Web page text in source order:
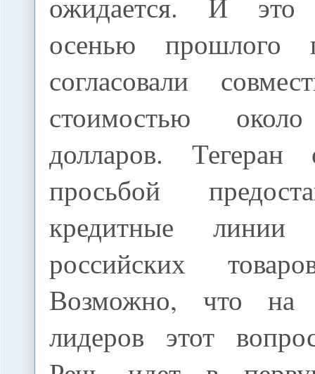
осенью прошлого
согласовали
стоимостью
долларов. Тегеран
просьбой
кредитные
российских
Возможно, что на
лидеров этот